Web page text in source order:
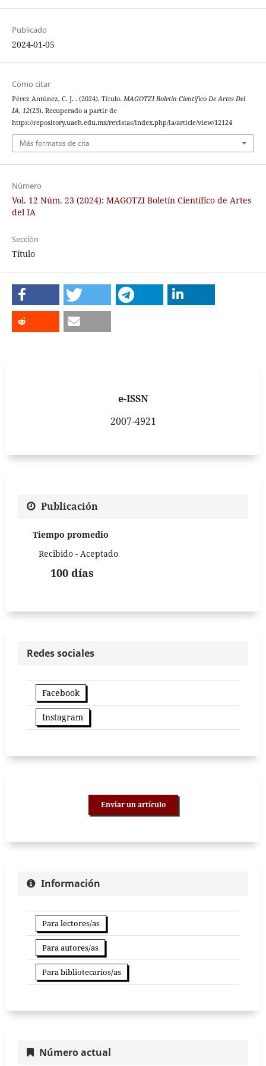
Publicado
2024-01-05
Cómo citar
Pérez Antúnez, C. J. . (2024). Título. MAGOTZI Boletín Científico De Artes Del
IA, 12(23). Recuperado a partir de
https://repository.uaeh.edu.mx/revistas/index.php/ia/article/view/12124
Más formatos de cita
Número
Vol. 12 Núm. 23 (2024): MAGOTZI Boletín Científico de Artes
del IA
Sección
Título
e-ISSN
2007-4921
Publicación
Tiempo promedio
Recibido - Aceptado
100 días
Redes sociales
Facebook
Instagram
Enviar un artículo
Información
Para lectores/as
Para autores/as
Para bibliotecarios/as
Número actual